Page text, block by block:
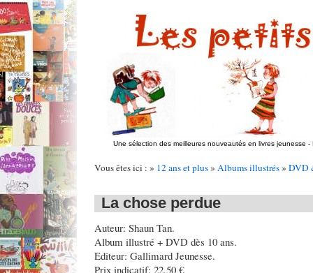
Une sélection des meilleures nouveautés en livres jeunesse -
Vous êtes ici : » 12 ans et plus» Albums illustrés» DVD
La chose perdue
Auteur: Shaun Tan.
Album illustré + DVD dès 10 ans.
Editeur: Gallimard Jeunesse.
Prix indicatif: 22,50 €